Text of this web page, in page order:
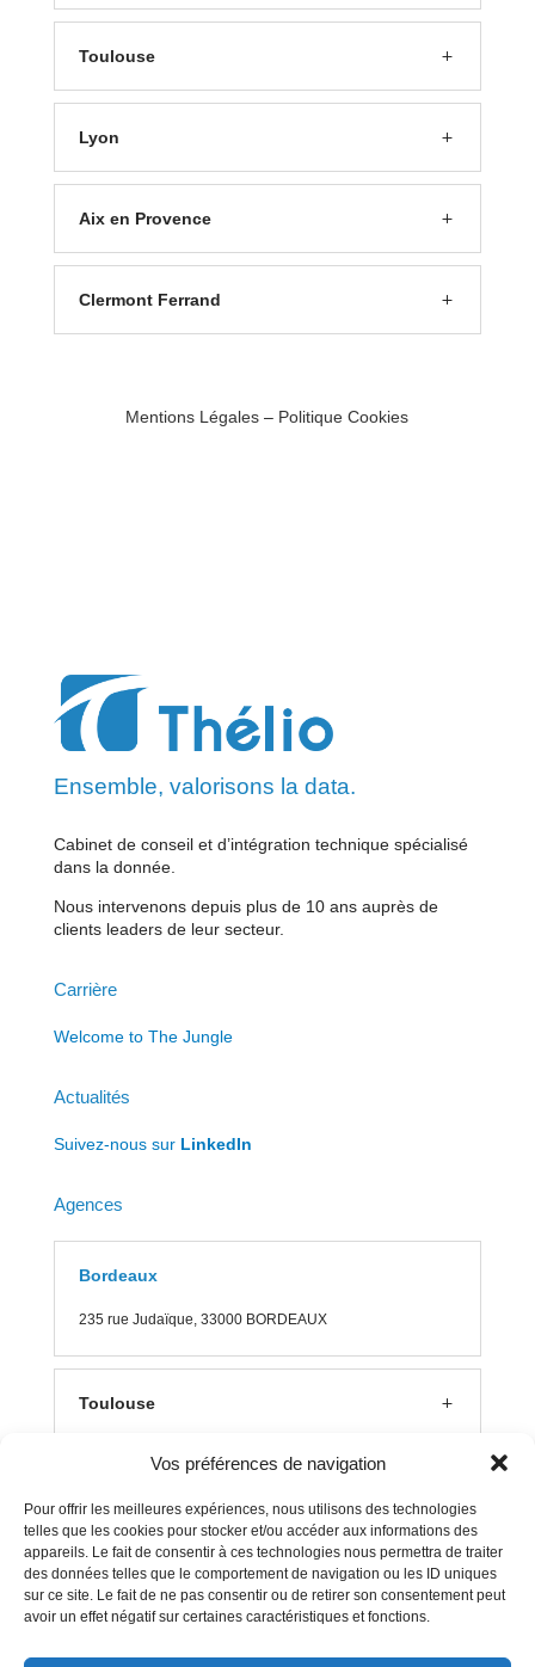
Vos préférences de navigation
Pour offrir les meilleures expériences, nous utilisons des technologies
telles que les cookies pour stocker et/ou accéder aux informations des
appareils. Le fait de consentir à ces technologies nous permettra de traiter
des données telles que le comportement de navigation ou les ID uniques
sur ce site. Le fait de ne pas consentir ou de retirer son consentement peut
avoir un effet négatif sur certaines caractéristiques et fonctions.
Toulouse
Lyon
Aix en Provence
Clermont Ferrand
Mentions Légales – Politique Cookies
Ensemble, valorisons la data.
Cabinet de conseil et d’intégration technique spécialisé
dans la donnée.
Nous intervenons depuis plus de 10 ans auprès de
clients leaders de leur secteur.
Carrière
Welcome to The Jungle
Actualités
Suivez-nous sur LinkedIn
Agences
Bordeaux
235 rue Judaïque, 33000 BORDEAUX
Toulouse
Aix en Provence